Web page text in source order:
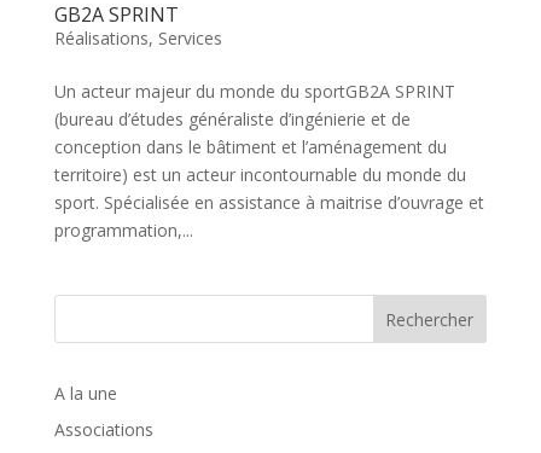
GB2A SPRINT
Réalisations, Services
Un acteur majeur du monde du sportGB2A SPRINT
(bureau d’études généraliste d’ingénierie et de
conception dans le bâtiment et l’aménagement du
territoire) est un acteur incontournable du monde du
sport. Spécialisée en assistance à maitrise d’ouvrage et
programmation,...
Rechercher
A la une
Associations